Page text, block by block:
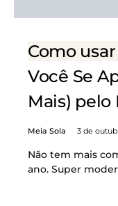
Como usar
Você Se
Mais) pelo
Meia Sola 3 de
Não tem mais
ano. Super